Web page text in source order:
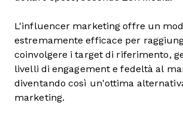
L'influencer marketing offre un
estremamente efficace per
coinvolgere i target di riferimento,
livelli di engagement e fedeltà al
diventando così un'ottima
marketing.